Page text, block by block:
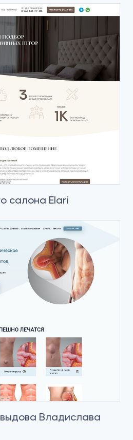
салона Elari
Владислава